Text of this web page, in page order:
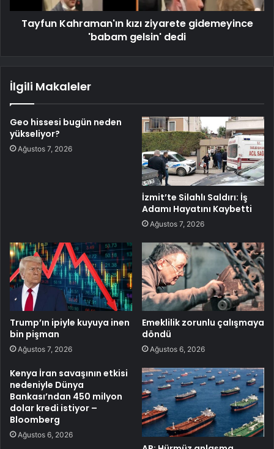
Tayfun Kahraman'ın kızı ziyarete gidemeyince
'babam gelsin' dedi
İlgili Makaleler
Geo hissesi bugün neden
yükseliyor?
Ağustos 7, 2026
İzmit’te Silahlı Saldırı: İş
Adamı Hayatını Kaybetti
Ağustos 7, 2026
Trump’ın ipiyle kuyuya inen
bin pişman
Ağustos 7, 2026
Emeklilik zorunlu çalışmaya
döndü
Ağustos 6, 2026
Kenya İran savaşının etkisi
nedeniyle Dünya
Bankası’ndan 450 milyon
dolar kredi istiyor –
Bloomberg
Ağustos 6, 2026